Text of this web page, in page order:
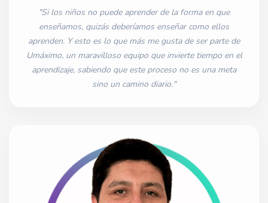
"Si los niños no puede aprender de la forma en que
enseñamos, quizás deberíamos enseñar como ellos
aprenden. Y esto es lo que más me gusta de ser parte de
Umáximo, un maravilloso equipo que invierte tiempo en el
aprendizaje, sabiendo que este proceso no es una meta
sino un camino diario."